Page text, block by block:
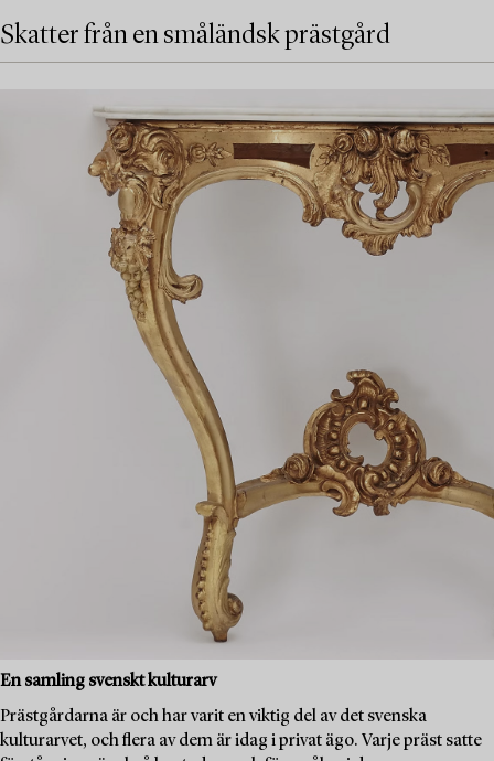
Skatter från en småländsk prästgård
En samling svenskt kulturarv
Prästgårdarna är och har varit en viktig del av det svenska
kulturarvet, och flera av dem är idag i privat ägo. Varje präst satte